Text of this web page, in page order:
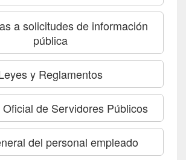
a solicitudes de información
pública
y Reglamentos
de Servidores Públicos
del personal empleado